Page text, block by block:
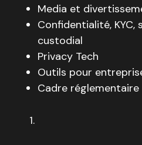
Media et
Confidentialité, KYC,
custodial
Privacy Tech
Outils pour
Cadre réglementaire